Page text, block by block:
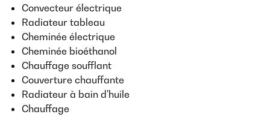
Convecteur électrique
Radiateur tableau
Cheminée électrique
Cheminée bioéthanol
Chauffage soufflant
Couverture chauffante
Radiateur à bain d'huile
Chauffage